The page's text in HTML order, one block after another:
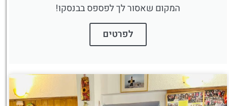
המקום שאסור לך לפספס בבנסקו!
לפרטים